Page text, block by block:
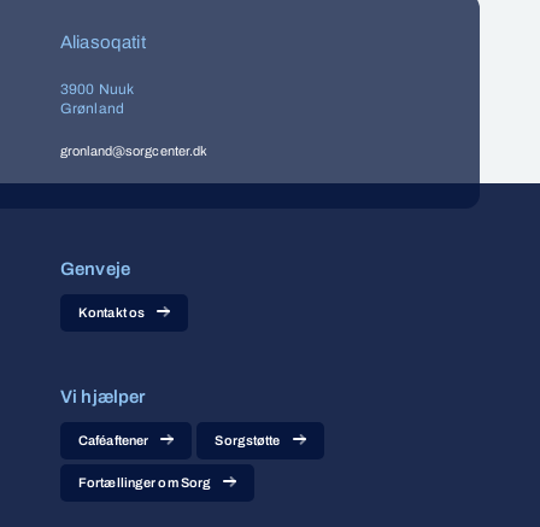
Aliasoqatit
3900 Nuuk
Grønland
gronland@sorgcenter.dk
Genveje
Kontakt os
Vi hjælper
Caféaftener Sorgstøtte
Fortællinger om Sorg